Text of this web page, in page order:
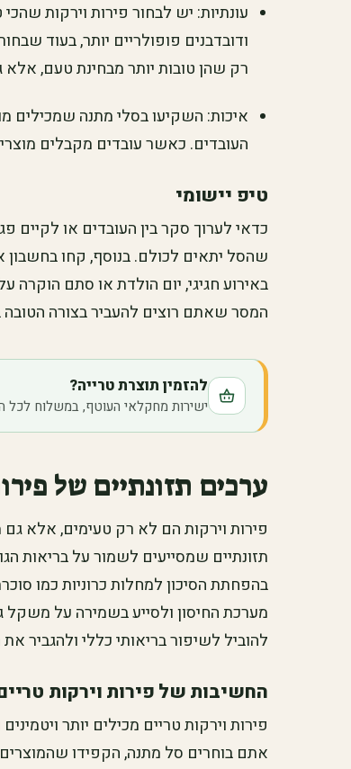
עונתיות: יש לבחור פירות וירקות
ודובדבנים פופולריים יותר, בעוד
רק שהן טובות יותר מבחינת טעם, אלא
איכות: השקיעו בסלי מתנה שמכילים
העובדים. כאשר עובדים מקבלים
טיפ יישומי
כדאי לערוך סקר בין העובדים או לקיים
שהסל יתאים לכולם. בנוסף, קחו
באירוע חגיגי, יום הולדת או סתם הוקרה
המסר שאתם רוצים להעביר בצורה הטובה
להזמין תוצרת טרייה?
ישירות מחקלאי העוטף, במשלוח לכל
ערכים תזונתיים של
פירות וירקות הם לא רק טעימים, אלא גם
תזונתיים שמסייעים לשמור על בריאות
בהפחתת הסיכון למחלות כרוניות כמו
מערכת החיסון ולסייע בשמירה על משקל
להוביל לשיפור בריאותי כללי ולהגביר את
החשיבות של פירות וירקות
פירות וירקות טריים מכילים יותר
אתם בוחרים סל מתנה, הקפידו שהמוצרים